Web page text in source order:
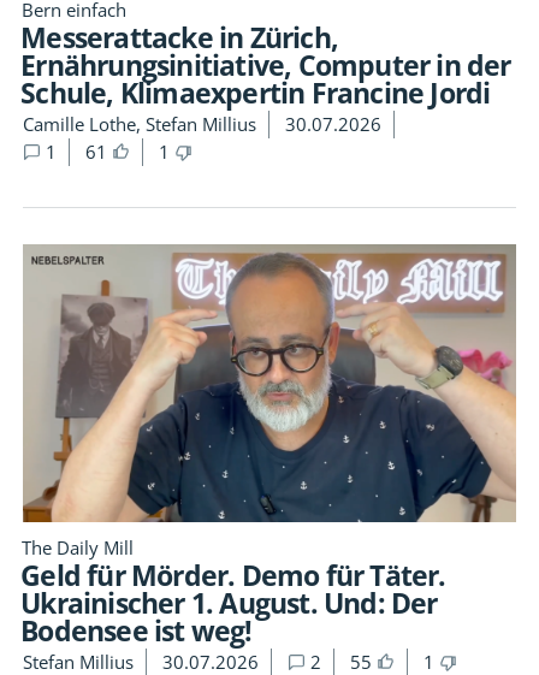
Bern einfach
Messerattacke in Zürich,
Ernährungsinitiative, Computer in der
Schule, Klimaexpertin Francine Jordi
Camille Lothe, Stefan Millius
30.07.2026
1
61 1
The Daily Mill
Geld für Mörder. Demo für Täter.
Ukrainischer 1. August. Und: Der
Bodensee ist weg!
Stefan Millius 30.07.2026 2 55 1